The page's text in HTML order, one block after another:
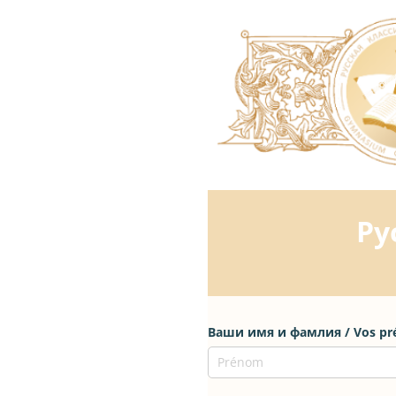
Ваши имя и фамлия /​ Vos